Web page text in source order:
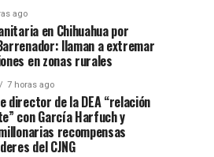
ago
en Chihuahua por
llaman a extremar
en zonas rurales
7 horas ago
director de la DEA “relación
con García Harfuch y
recompensas
del CJNG